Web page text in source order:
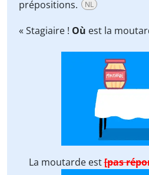
prépositions.
NL
« Stagiaire ! Où est la
La moutarde est[pas